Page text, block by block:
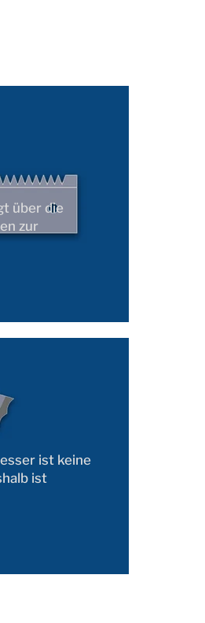
über die
zur
ist keine
ist